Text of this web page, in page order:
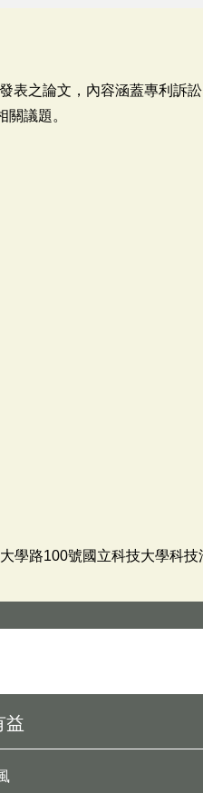
表之論文，內容涵蓋專利訴
議題。
學路100號國立科技大學科技
益